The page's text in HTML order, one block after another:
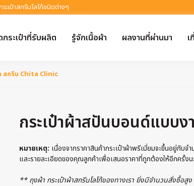
ระเป๋าสกรีนโลโก้ชนิดต่างๆ
ระเป๋าที่รับผลิต รู้จักเนื้อผ้า ผลงานที่ผ่านมา เ
สกรีน Chita Clinic
กระเป๋าผ้าสปันบอนด์แบบ
หมายเหตุ: เนื่องจากราคาสินค้ากระเป๋าผ้าพรีเมี่ยมจะขึ้นอยู่กั
และรายละเอียดของคุณลูกค้าเพื่อเสนอราคาที่ถูกต้องให้อีกครั้งน
** ถุงผ้า กระเป๋าผ้าสกรีนโลโก้ของทางเรา ยิ่งมีจำนวนสั่งซื้อ